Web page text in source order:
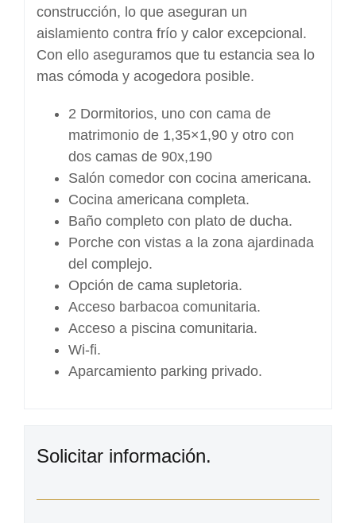
construcción, lo que aseguran un
aislamiento contra frío y calor excepcional.
Con ello aseguramos que tu estancia sea lo
mas cómoda y acogedora posible.
2 Dormitorios, uno con cama de
matrimonio de 1,35×1,90 y otro con
dos camas de 90x,190
Salón comedor con cocina americana.
Cocina americana completa.
Baño completo con plato de ducha.
Porche con vistas a la zona ajardinada
del complejo.
Opción de cama supletoria.
Acceso barbacoa comunitaria.
Acceso a piscina comunitaria.
Wi-fi.
Aparcamiento parking privado.
Solicitar información.